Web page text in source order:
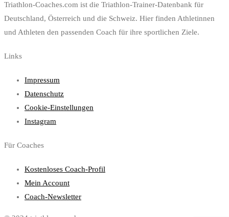
Triathlon-Coaches.com ist die Triathlon-Trainer-Datenbank für
Deutschland, Österreich und die Schweiz. Hier finden Athletinnen
und Athleten den passenden Coach für ihre sportlichen Ziele.
Links
Impressum
Datenschutz
Cookie-Einstellungen
Instagram
Für Coaches
Kostenloses Coach-Profil
Mein Account
Coach-Newsletter